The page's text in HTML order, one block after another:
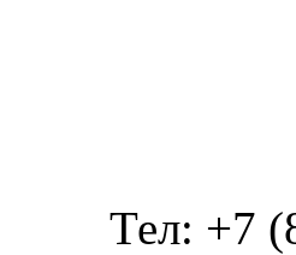
Тел: +7